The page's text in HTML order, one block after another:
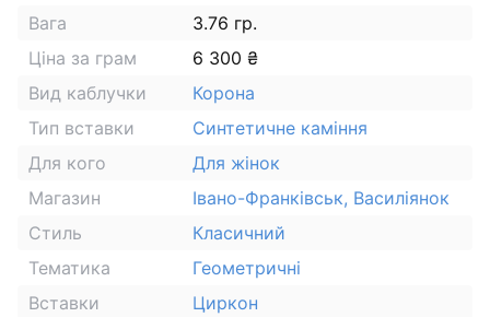
Вага
3.76 гр.
Ціна за грам
6 300 ₴
Вид каблучки
Корона
Тип вставки
Синтетичне каміння
Для кого
Для жінок
Магазин
Івано-Франківськ, Василіянок
Стиль
Класичний
Тематика
Геометричні
Вставки
Циркон